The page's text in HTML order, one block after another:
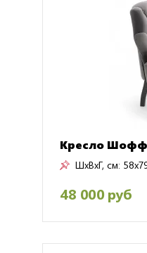
Кресло
ШxВxГ, см:
48 000 руб